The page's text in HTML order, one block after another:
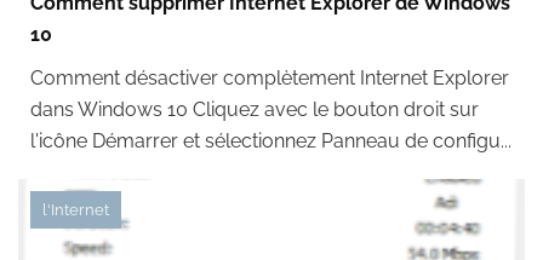
10
Comment désactiver complètement Internet Explorer
dans Windows 10 Cliquez avec le bouton droit sur
l'icône Démarrer et sélectionnez Panneau de configu...
l'Internet